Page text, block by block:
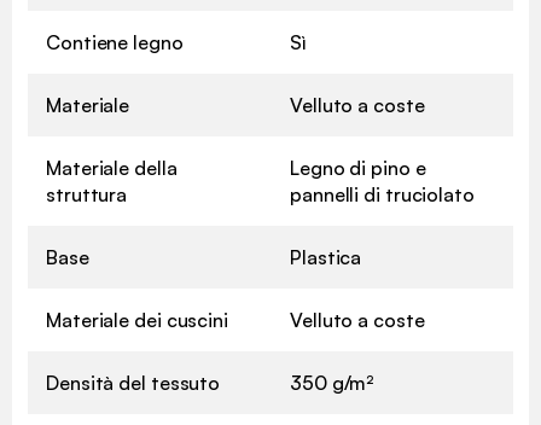
Contiene legno Sì
Materiale Velluto a coste
Materiale della
struttura
Legno di pino e
pannelli di truciolato
Base Plastica
Materiale dei cuscini Velluto a coste
Densità del tessuto 350 g/m²